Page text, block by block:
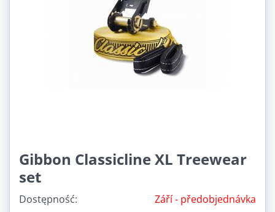
Gibbon Classicline XL Treewear
set
Dostępność: Září - předobjednávka